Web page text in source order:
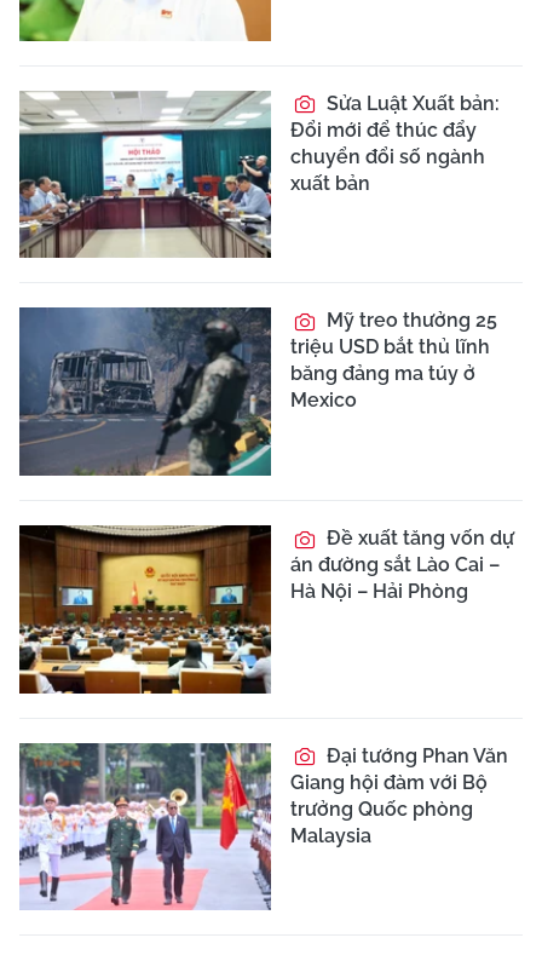
Sửa Luật Xuất bản:
Đổi mới để thúc đẩy
chuyển đổi số ngành
xuất bản
Mỹ treo thưởng 25
triệu USD bắt thủ lĩnh
băng đảng ma túy ở
Mexico
Đề xuất tăng vốn dự
án đường sắt Lào Cai –
Hà Nội – Hải Phòng
Đại tướng Phan Văn
Giang hội đàm với Bộ
trưởng Quốc phòng
Malaysia